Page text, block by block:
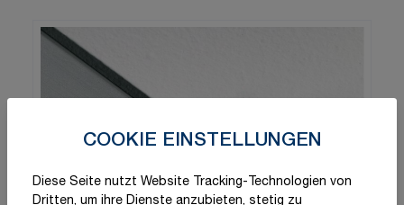
COOKIE EINSTELLUNGEN
Diese Seite nutzt Website Tracking-Technologien von
Dritten, um ihre Dienste anzubieten, stetig zu